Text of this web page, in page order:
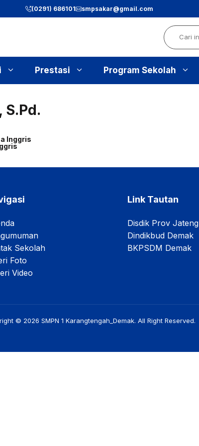
(0291) 686101 smpsakar@gmail.com
Search
Prestasi Program Sekolah
S.Pd.
Inggris
Sekolah
Foto
Video
Link Tautan
Disdik Prov Jateng
Dindikbud Demak
BKPSDM Demak
© 2026 SMPN 1 Karangtengah_Demak. All Right Reserved.